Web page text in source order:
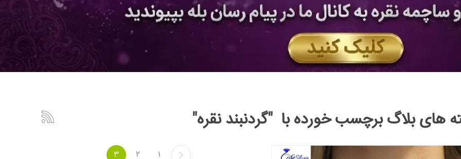
های بلاگ برچسب خورده با "گردنبند نقره"
1
2
3